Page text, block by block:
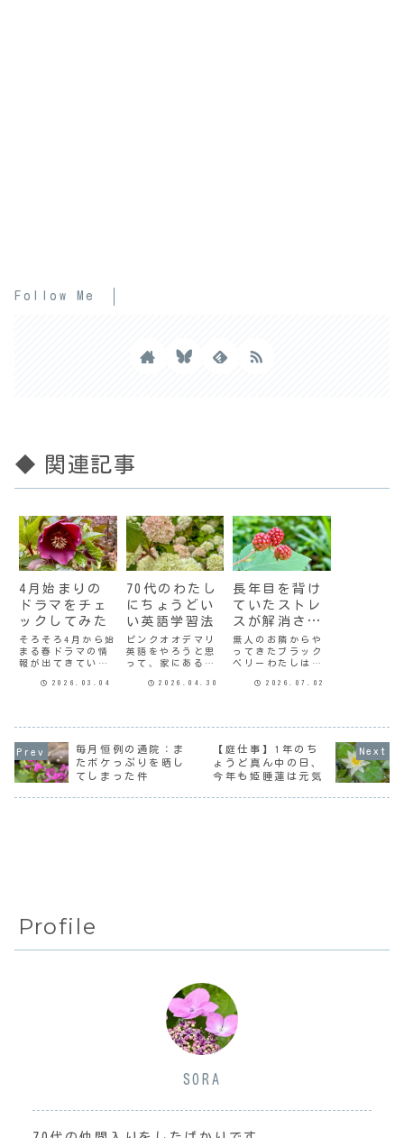
Follow Me
◆ 関連記事
4月始まりの
ドラマをチェ
ックしてみた
そろそろ4月から始
まる春ドラマの情
報が出てきてい
とりあえず初回は
演：北村匠海 ほか
宇宙食を作る高校
生と教師の話らし
い。なんだか『宙
2026.03.04
70代のわたし
にちょうどい
い英語学習法
ピンクオオデマリ
英語をやろうと思
って、家にある
タイムトライア
こないと、自分で
読むだけではなか
なか頭に入らなく
ない？頭に入らな
2026.04.30
長年目を背け
ていたストレ
スが解消され
た件
無人のお隣からや
ってきたブラック
ベリーわたしはお
無自覚なタイプだ
とある医師に「そ
れは気づいてない
だけで、実はそれ
が一番怖いんで
2026.07.02
毎月恒例の通院：ま
たボケっぷりを晒し
てしまった件
【庭仕事】1年のち
ょうど真ん中の日、
今年も姫睡蓮は元気
Profile
SORA